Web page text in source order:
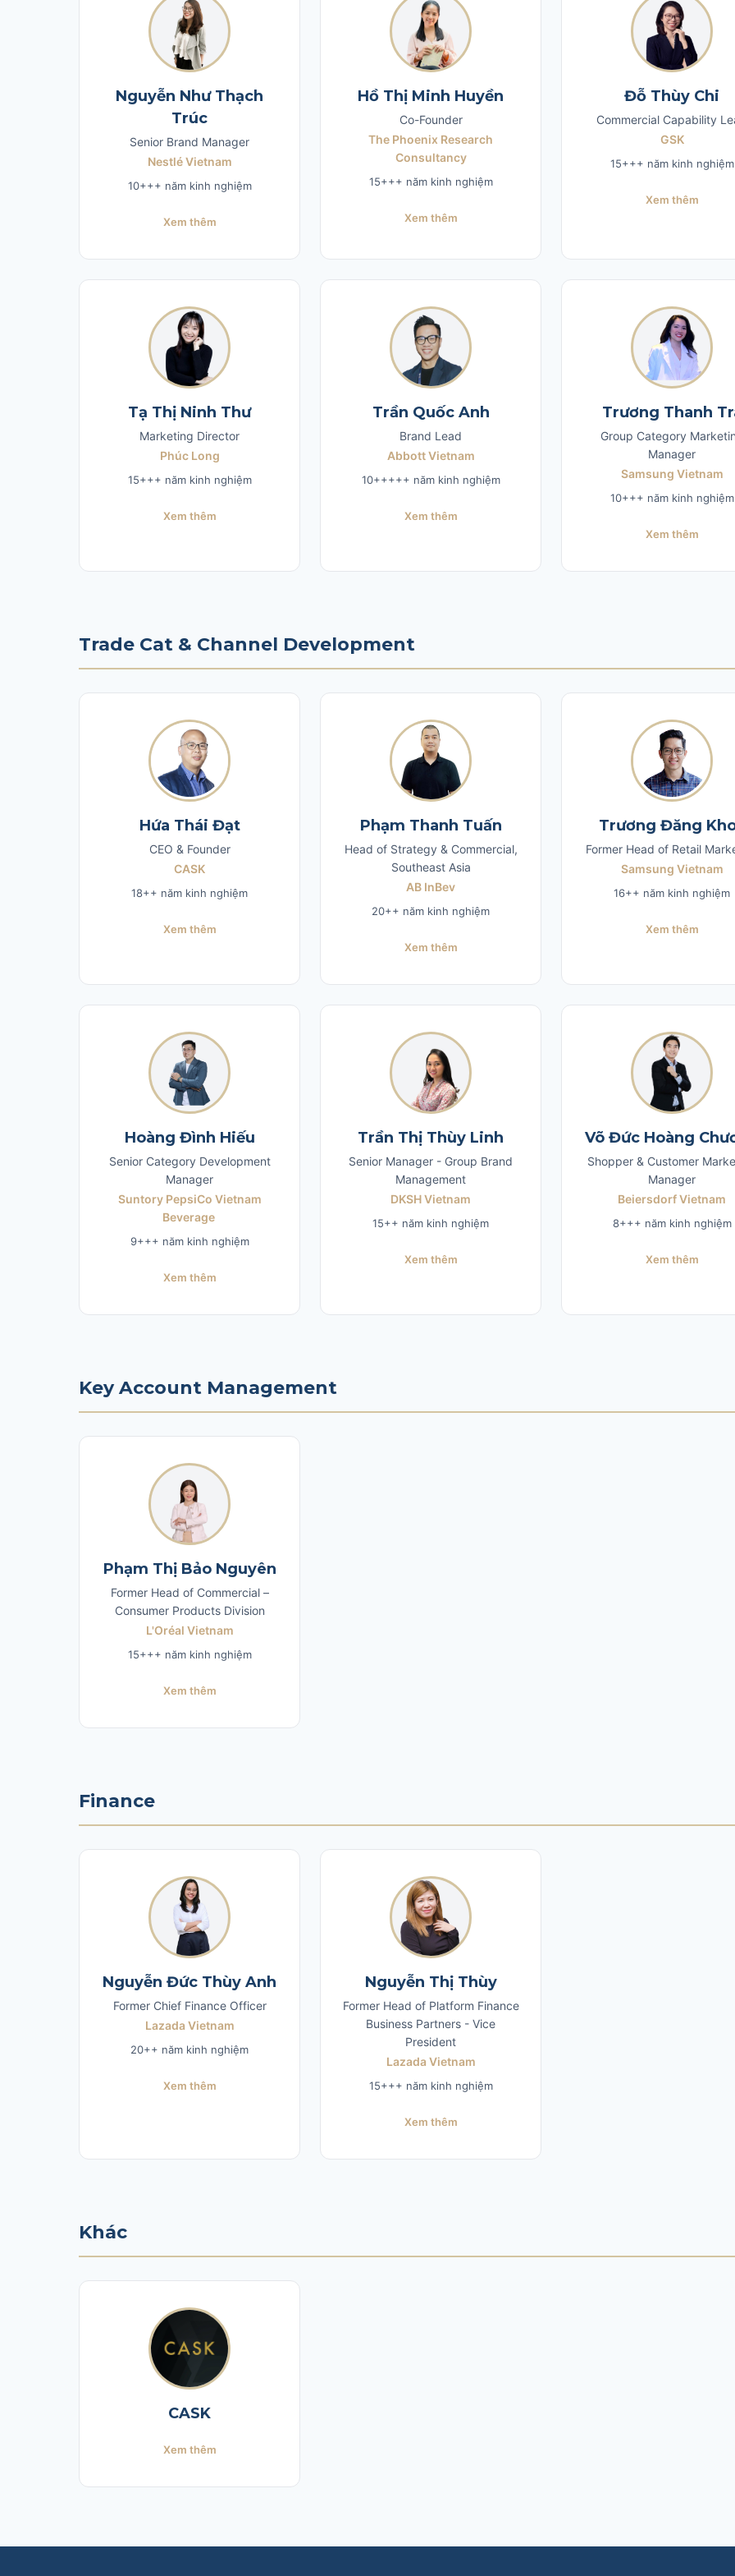
Nguyễn Như Thạch
Trúc
Senior Brand Manager
Nestlé Vietnam
10+++ năm kinh nghiệm
Xem thêm
Hồ Thị Minh Huyền
Co-Founder
The Phoenix Research
Consultancy
15+++ năm kinh nghiệm
Xem thêm
Đỗ Thùy Chi
Commercial Capability
GSK
15+++ năm kinh nghiệm
Xem thêm
Tạ Thị Ninh Thư
Marketing Director
Phúc Long
15+++ năm kinh nghiệm
Xem thêm
Trần Quốc Anh
Brand Lead
Abbott Vietnam
10+++++ năm kinh nghiệm
Xem thêm
Trương Thanh
Group Category
Manager
Samsung Vietnam
10+++ năm kinh nghiệm
Xem thêm
Trade Cat & Channel Development
Hứa Thái Đạt
CEO & Founder
CASK
18++ năm kinh nghiệm
Xem thêm
Phạm Thanh Tuấn
Head of Strategy & Commercial,
Southeast Asia
AB InBev
20++ năm kinh nghiệm
Xem thêm
Trương Đăng
Former Head of Retail
Samsung Vietnam
16++ năm kinh nghiệm
Xem thêm
Hoàng Đình Hiếu
Senior Category Development
Manager
Suntory PepsiCo Vietnam
Beverage​ ​
9+++ năm kinh nghiệm
Xem thêm
Trần Thị Thùy Linh
Senior Manager - Group Brand
Management
DKSH Vietnam
15++ năm kinh nghiệm
Xem thêm
Võ Đức Hoàng
Shopper & Customer
Manager
Beiersdorf Vietnam
8+++ năm kinh nghiệm
Xem thêm
Key Account Management
Phạm Thị Bảo Nguyên
Former Head of Commercial –
Consumer Products Division
L'Oréal Vietnam
15+++ năm kinh nghiệm
Xem thêm
Finance
Nguyễn Đức Thùy Anh
Former Chief Finance Officer
Lazada Vietnam
20++ năm kinh nghiệm
Xem thêm
Nguyễn Thị Thùy
Former Head of Platform Finance
Business Partners - Vice
President
Lazada Vietnam
15+++ năm kinh nghiệm
Xem thêm
Khác
CASK
Xem thêm